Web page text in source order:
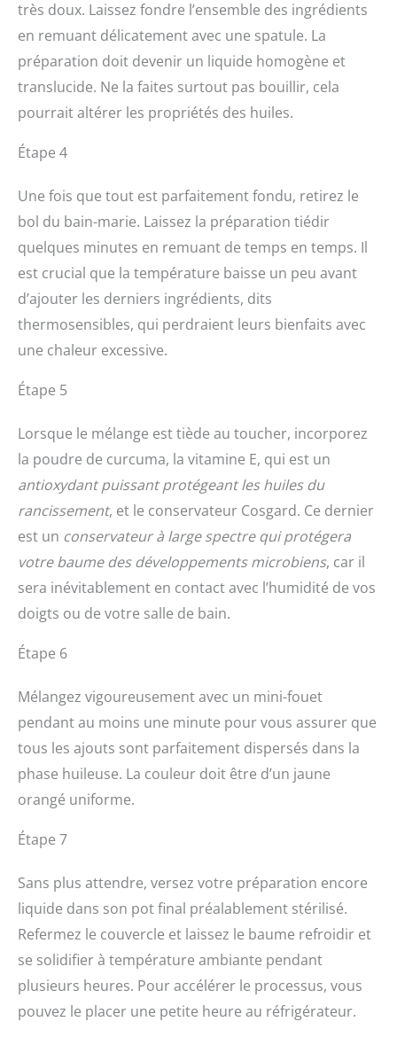
très doux. Laissez fondre l’ensemble des ingrédients
en remuant délicatement avec une spatule. La
préparation doit devenir un liquide homogène et
translucide. Ne la faites surtout pas bouillir, cela
pourrait altérer les propriétés des huiles.
Étape 4
Une fois que tout est parfaitement fondu, retirez le
bol du bain-marie. Laissez la préparation tiédir
quelques minutes en remuant de temps en temps. Il
est crucial que la température baisse un peu avant
d’ajouter les derniers ingrédients, dits
thermosensibles, qui perdraient leurs bienfaits avec
une chaleur excessive.
Étape 5
Lorsque le mélange est tiède au toucher, incorporez
la poudre de curcuma, la vitamine E, qui est un
antioxydant puissant protégeant les huiles du
rancissement, et le conservateur Cosgard. Ce dernier
est un conservateur à large spectre qui protégera
votre baume des développements microbiens, car il
sera inévitablement en contact avec l’humidité de vos
doigts ou de votre salle de bain.
Étape 6
Mélangez vigoureusement avec un mini-fouet
pendant au moins une minute pour vous assurer que
tous les ajouts sont parfaitement dispersés dans la
phase huileuse. La couleur doit être d’un jaune
orangé uniforme.
Étape 7
Sans plus attendre, versez votre préparation encore
liquide dans son pot final préalablement stérilisé.
Refermez le couvercle et laissez le baume refroidir et
se solidifier à température ambiante pendant
plusieurs heures. Pour accélérer le processus, vous
pouvez le placer une petite heure au réfrigérateur.